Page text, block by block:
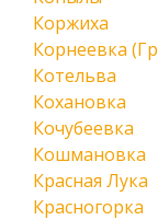
Коржиха
Корнеевка
Котельва
Кохановка
Кочубеевка
Кошмановка
Красная Лука
Красногорка